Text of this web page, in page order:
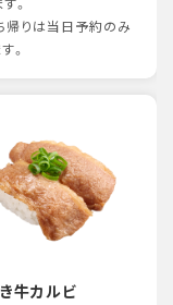
りは当日予約のみ
。
牛カルビ